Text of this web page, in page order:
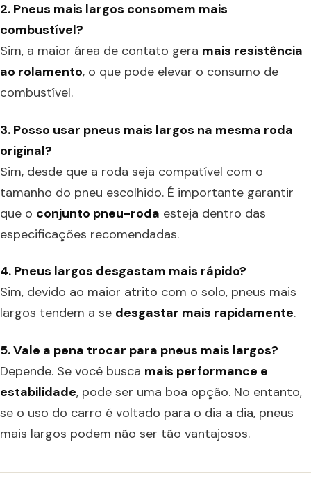
2. Pneus mais largos consomem mais
combustível?
Sim, a maior área de contato gera mais resistência
ao rolamento, o que pode elevar o consumo de
combustível.
3. Posso usar pneus mais largos na mesma roda
original?
Sim, desde que a roda seja compatível com o
tamanho do pneu escolhido. É importante garantir
que o conjunto pneu-roda esteja dentro das
especificações recomendadas.
4. Pneus largos desgastam mais rápido?
Sim, devido ao maior atrito com o solo, pneus mais
largos tendem a se desgastar mais rapidamente.
5. Vale a pena trocar para pneus mais largos?
Depende. Se você busca mais performance e
estabilidade, pode ser uma boa opção. No entanto,
se o uso do carro é voltado para o dia a dia, pneus
mais largos podem não ser tão vantajosos.